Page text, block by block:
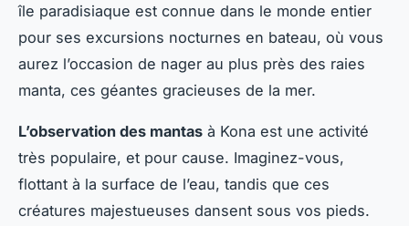
île paradisiaque est connue dans le monde entier
pour ses excursions nocturnes en bateau, où vous
aurez l’occasion de nager au plus près des raies
manta, ces géantes gracieuses de la mer.
L’observation des mantas à Kona est une activité
très populaire, et pour cause. Imaginez-vous,
flottant à la surface de l’eau, tandis que ces
créatures majestueuses dansent sous vos pieds.